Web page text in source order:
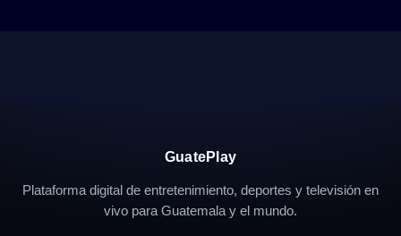
GuatePlay
Plataforma digital de entretenimiento, deportes y televisión en
vivo para Guatemala y el mundo.